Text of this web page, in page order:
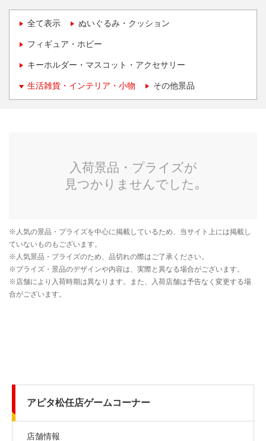
全て表示 ぬいぐるみ・クッション
フィギュア・ホビー
キーホルダー・マスコット・アクセサリー
生活雑貨・インテリア・小物 その他景品
アピタ松任店ゲームコーナー
店舗情報